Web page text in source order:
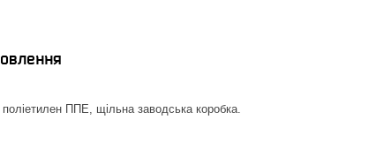
поліетилен ППЕ, щільна заводська коробка.